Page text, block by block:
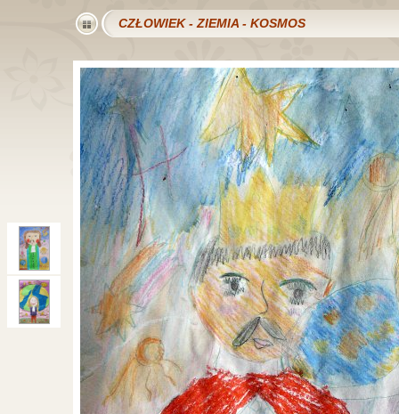
CZŁOWIEK - ZIEMIA - KOSMOS